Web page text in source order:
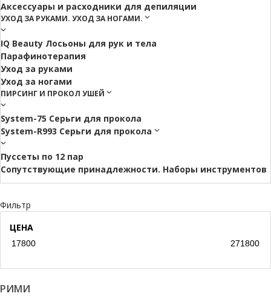
Аксессуары и расходники для депиляции
УХОД ЗА РУКАМИ. УХОД ЗА НОГАМИ.
IQ Beauty Лосьоны для рук и тела
Парафинотерапия
Уход за руками
Уход за ногами
ПИРСИНГ И ПРОКОЛ УШЕЙ
System-75 Серьги для прокола
System-R993 Серьги для прокола
Пуссеты по 12 пар
Cопутствующие принадлежности. Наборы инструментов
Фильтр
ЦЕНА
РИМИ